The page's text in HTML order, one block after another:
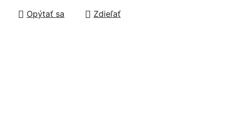
Opýtať sa Zdieľať